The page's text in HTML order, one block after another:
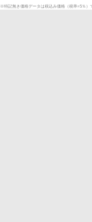
※特記無き価格データは税込み価格（税率=5％）